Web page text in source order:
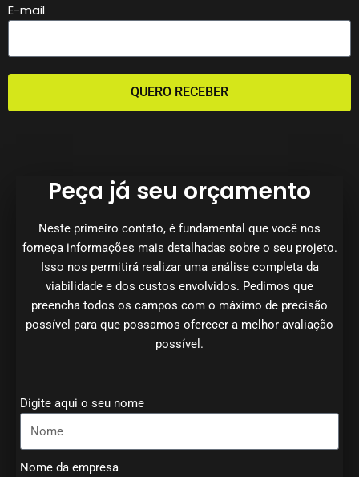
E-mail
QUERO RECEBER
Peça já seu orçamento
Neste primeiro contato, é fundamental que você nos
forneça informações mais detalhadas sobre o seu projeto.
Isso nos permitirá realizar uma análise completa da
viabilidade e dos custos envolvidos. Pedimos que
preencha todos os campos com o máximo de precisão
possível para que possamos oferecer a melhor avaliação
possível.
Digite aqui o seu nome
Nome da empresa